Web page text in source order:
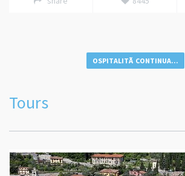
OSPITALITÃ CONTINUA...
Tours